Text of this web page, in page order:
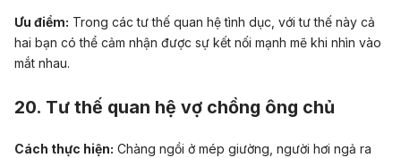
Ưu điểm: Trong các tư thế quan hệ tình dục, với tư thế này cả
hai bạn có thể cảm nhận được sự kết nối mạnh mẽ khi nhìn vào
mắt nhau.
20. Tư thế quan hệ vợ chồng ông chủ
Cách thực hiện: Chàng ngồi ở mép giường, người hơi ngả ra